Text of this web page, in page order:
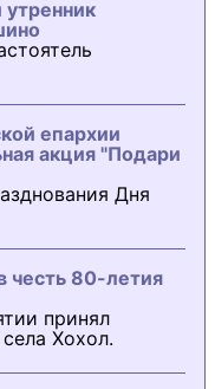
епархии
акция "Подари
Дня
честь 80-летия
принял
Хохол.